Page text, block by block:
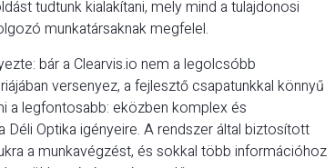
tudtunk kialakítani, mely mind a tulajdonosi
munkatársaknak megfelel.
bár a Clearvis.io nem a legolcsóbb
versenyez, a fejlesztő csapatunkkal könnyű
a legfontosabb: eközben komplex és
Optika igényeire. A rendszer által biztosított
a munkavégzést, és sokkal több információhoz